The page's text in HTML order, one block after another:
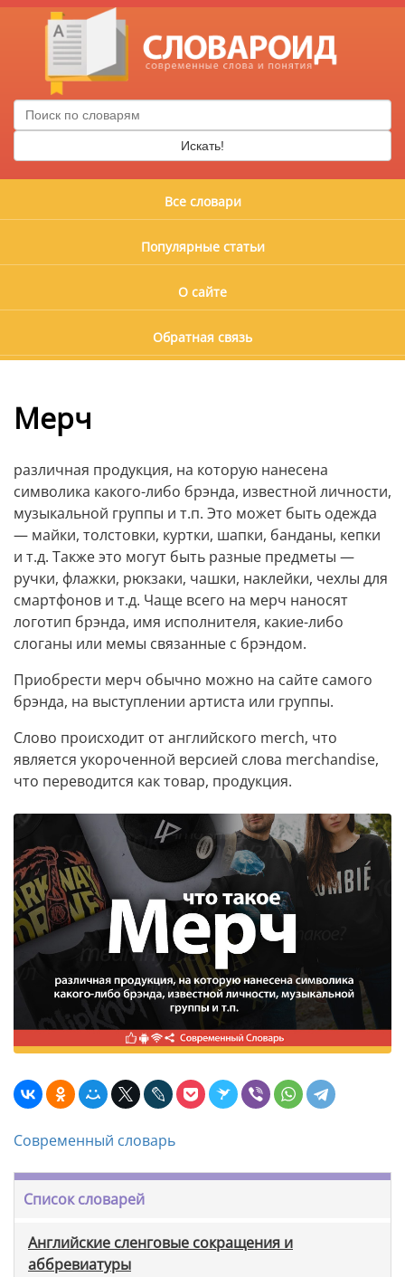
Искать!
Все словари
Популярные статьи
О сайте
Обратная связь
Мерч
различная продукция, на которую нанесена
символика какого-либо брэнда, известной личности,
музыкальной группы и т.п. Это может быть одежда
— майки, толстовки, куртки, шапки, банданы, кепки
и т.д. Также это могут быть разные предметы —
ручки, флажки, рюкзаки, чашки, наклейки, чехлы для
смартфонов и т.д. Чаще всего на мерч наносят
логотип брэнда, имя исполнителя, какие-либо
слоганы или мемы связанные с брэндом.
Приобрести мерч обычно можно на сайте самого
брэнда, на выступлении артиста или группы.
Слово происходит от английского merch, что
является укороченной версией слова merchandise,
что переводится как товар, продукция.
Современный словарь
Список словарей
Английские сленговые сокращения и
аббревиатуры